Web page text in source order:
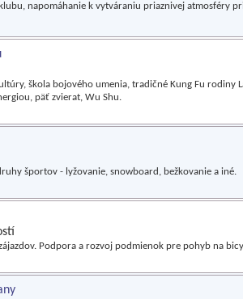
napomáhanie k vytváraniu priaznivej atmosféry
škola bojového umenia, tradičné Kung Fu rodiny
päť zvierat, Wu Shu.
športov - lyžovanie, snowboard, bežkovanie a iné.
Podpora a rozvoj podmienok pre pohyb na